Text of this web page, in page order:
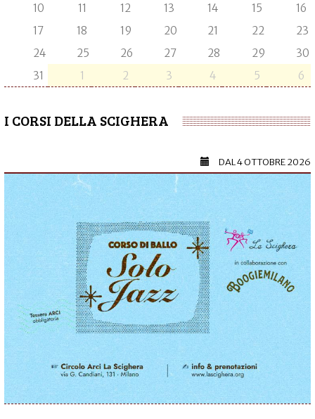
10
11 12 13 14 15
16
17
18 19 20 21 22
23
24
25 26 27 28 29
30
31
1 2 3 4 5 6
I CORSI DELLA SCIGHERA
DAL4 OTTOBRE 2026